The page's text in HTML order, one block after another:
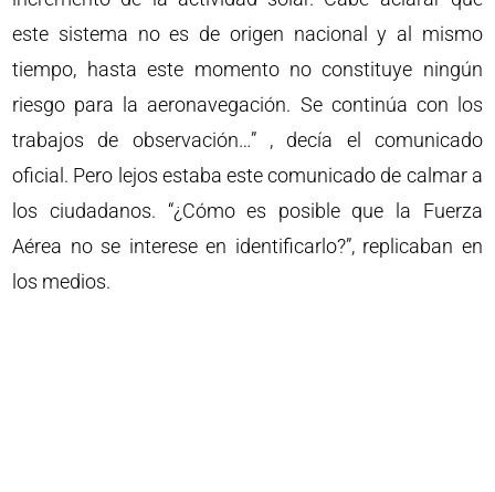
este sistema no es de origen nacional y al mismo
tiempo, hasta este momento no constituye ningún
riesgo para la aeronavegación. Se continúa con los
trabajos de observación…” , decía el comunicado
oficial. Pero lejos estaba este comunicado de calmar a
los ciudadanos. “¿Cómo es posible que la Fuerza
Aérea no se interese en identificarlo?”, replicaban en
los medios.